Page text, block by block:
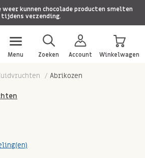
kunnen chocolade producten smelten
tijdens verzending.
Menu Zoeken Account Winkelwagen
Abrikozen